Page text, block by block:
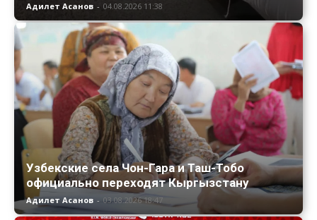
Адилет Асанов - 04.08.2026 11:38
Узбекские села Чон-Гара и Таш-Тобо
официально переходят Кыргызстану
Адилет Асанов - 03.08.2026 18:47